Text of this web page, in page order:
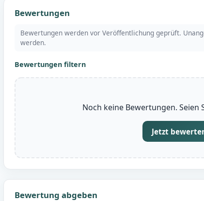
Bewertungen
Bewertungen werden vor Veröffentlichung geprüft.
werden.
Bewertungen filtern
Noch keine Bewertungen. Seien
Jetzt
Bewertung abgeben